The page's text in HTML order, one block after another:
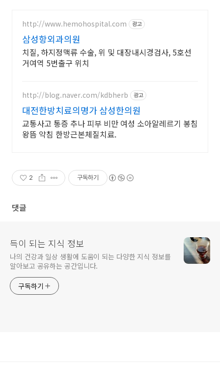
http://www.hemohospital.com 광고
삼성항외과의원
치질, 하지정맥류 수술, 위 및 대장내시경검사, 5호선
거여역 5번출구 위치
http://blog.naver.com/kdbherb 광고
대전한방치료의명가 삼성한의원
교통사고 통증 추나 피부 비만 여성 소아알레르기 봉침
왕뜸 약침 한방근본체질치료.
2 구독하기
댓글
득이 되는 지식 정보
나의 건강과 일상 생활에 도움이 되는 다양한 지식 정보를
알아보고 공유하는 공간입니다.
구독하기